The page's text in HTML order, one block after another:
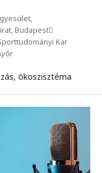
Budapest
Kar
ökoszisztéma